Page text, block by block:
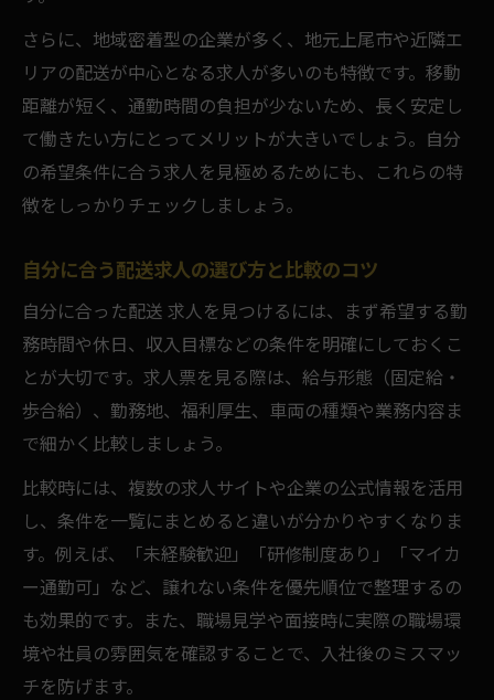
さらに、地域密着型の企業が多く、地元上尾市や近隣エ
リアの配送が中心となる求人が多いのも特徴です。移動
距離が短く、通勤時間の負担が少ないため、長く安定し
て働きたい方にとってメリットが大きいでしょう。自分
の希望条件に合う求人を見極めるためにも、これらの特
徴をしっかりチェックしましょう。
自分に合う配送求人の選び方と比較のコツ
自分に合った配送 求人を見つけるには、まず希望する勤
務時間や休日、収入目標などの条件を明確にしておくこ
とが大切です。求人票を見る際は、給与形態（固定給・
歩合給）、勤務地、福利厚生、車両の種類や業務内容ま
で細かく比較しましょう。
比較時には、複数の求人サイトや企業の公式情報を活用
し、条件を一覧にまとめると違いが分かりやすくなりま
す。例えば、「未経験歓迎」「研修制度あり」「マイカ
ー通勤可」など、譲れない条件を優先順位で整理するの
も効果的です。また、職場見学や面接時に実際の職場環
境や社員の雰囲気を確認することで、入社後のミスマッ
チを防げます。